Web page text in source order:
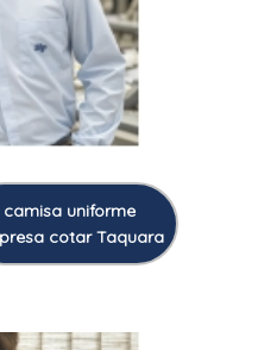
camisa uniforme
cotar Taquara